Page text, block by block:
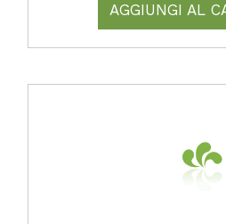
AGGIUNGI AL